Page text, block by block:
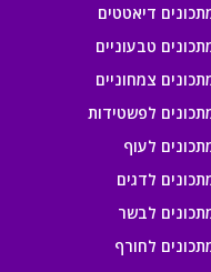
דיאטטים
טבעוניים
צמחוניים
לפשטידות
לעוף
לדגים
לבשר
לחורף